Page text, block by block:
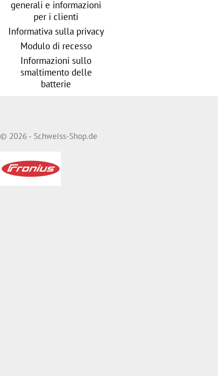
generali e informazioni
per i clienti
Informativa sulla privacy
Modulo di recesso
Informazioni sullo
smaltimento delle
batterie
© 2026 - Schweiss-Shop.de